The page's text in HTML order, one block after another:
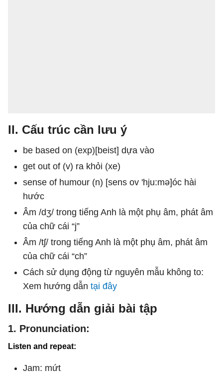
II. Cấu trúc cần lưu ý
be based on (exp)[beist] dựa vào
get out of (v) ra khỏi (xe)
sense of humour (n) [sens ov 'hju:mə]óc hài
hước
Âm /dʒ/ trong tiếng Anh là một phụ âm, phát âm
của chữ cái “j”
Âm /tʃ/ trong tiếng Anh là một phụ âm, phát âm
của chữ cái “ch”
Cách sử dụng động từ nguyên mẫu không to:
Xem hướng dẫn tại đây
III. Hướng dẫn giải bài tập
1. Pronunciation:
Listen and repeat:
Jam: mứt